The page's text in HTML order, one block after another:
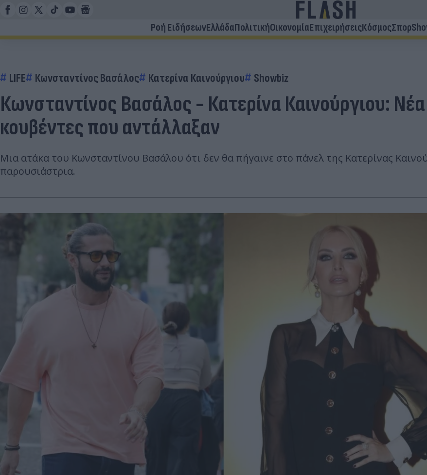
Ροή ΕιδήσεωνΕλλάδαΠολιτικήΟικονομίαΕπιχειρήσειςΚόσμοςΣπορ
LIFE Κωνσταντίνος Βασάλος Κατερίνα Καινούργιου Showbiz
Κωνσταντίνος Βασάλος - Κατερίνα Καινούργιου:
κουβέντες που αντάλλαξαν
Μια ατάκα του Κωνσταντίνου Βασάλου ότι δεν θα πήγαινε στο πάνελ της Κατερίνας
παρουσιάστρια.